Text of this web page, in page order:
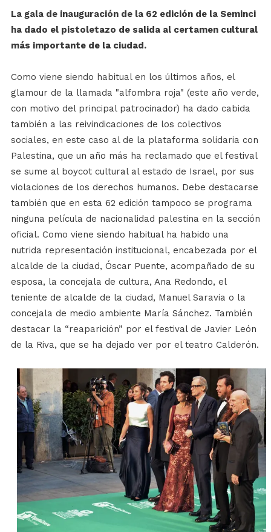
La gala de inauguración de la 62 edición de la Seminci
ha dado el pistoletazo de salida al certamen cultural
más importante de la ciudad.
Como viene siendo habitual en los últimos años, el
glamour de la llamada "alfombra roja" (este año verde,
con motivo del principal patrocinador) ha dado cabida
también a las reivindicaciones de los colectivos
sociales, en este caso al de la plataforma solidaria con
Palestina, que un año más ha reclamado que el festival
se sume al boycot cultural al estado de Israel, por sus
violaciones de los derechos humanos. Debe destacarse
también que en esta 62 edición tampoco se programa
ninguna película de nacionalidad palestina en la sección
oficial. Como viene siendo habitual ha habido una
nutrida representación institucional, encabezada por el
alcalde de la ciudad, Óscar Puente, acompañado de su
esposa, la concejala de cultura, Ana Redondo, el
teniente de alcalde de la ciudad, Manuel Saravia o la
concejala de medio ambiente María Sánchez. También
destacar la “reaparición” por el festival de Javier León
de la Riva, que se ha dejado ver por el teatro Calderón.